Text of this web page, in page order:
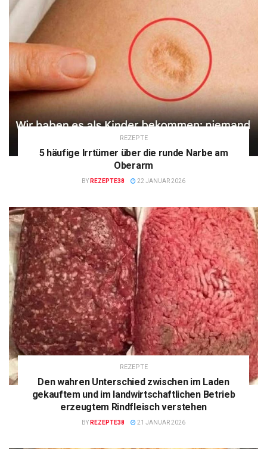
REZEPTE
5 häufige Irrtümer über die runde Narbe am
Oberarm
BY REZEPTE38 22 JANUAR 2026
REZEPTE
Den wahren Unterschied zwischen im Laden
gekauftem und im landwirtschaftlichen Betrieb
erzeugtem Rindfleisch verstehen
BY REZEPTE38 21 JANUAR 2026